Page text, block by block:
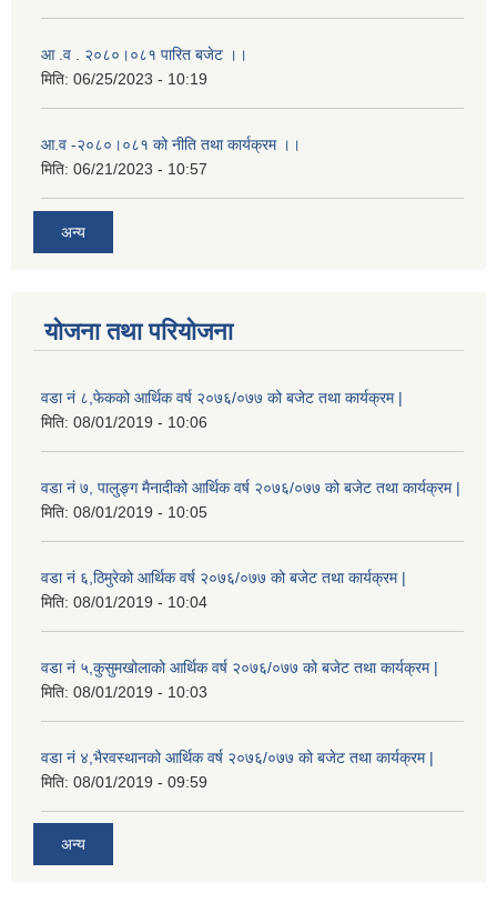
आ .व . २०८०।०८१ पारित बजेट ।।
मिति: 06/25/2023 - 10:19
आ.व -२०८०।०८१ को नीति तथा कार्यक्रम ।।
मिति: 06/21/2023 - 10:57
अन्य
योजना तथा परियोजना
वडा नं ८,फेकको आर्थिक वर्ष २०७६/०७७ को बजेट तथा कार्यक्रम |
मिति: 08/01/2019 - 10:06
वडा नं ७, पालुङ्ग मैनादीको आर्थिक वर्ष २०७६/०७७ को बजेट तथा कार्यक्रम |
मिति: 08/01/2019 - 10:05
वडा नं ६,ठिमुरेको आर्थिक वर्ष २०७६/०७७ को बजेट तथा कार्यक्रम |
मिति: 08/01/2019 - 10:04
वडा नं ५,कुसुमखोलाको आर्थिक वर्ष २०७६/०७७ को बजेट तथा कार्यक्रम |
मिति: 08/01/2019 - 10:03
वडा नं ४,भैरवस्थानको आर्थिक वर्ष २०७६/०७७ को बजेट तथा कार्यक्रम |
मिति: 08/01/2019 - 09:59
अन्य